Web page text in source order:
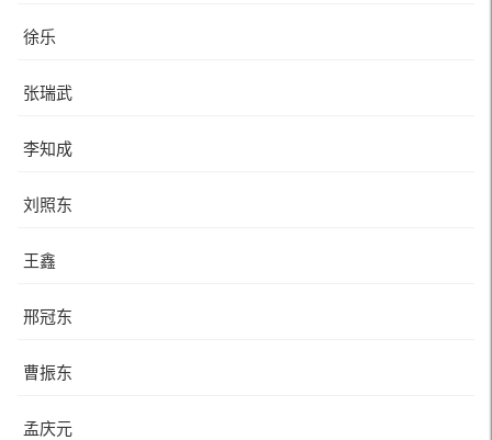
徐乐
张瑞武
李知成
刘照东
王鑫
邢冠东
曹振东
孟庆元